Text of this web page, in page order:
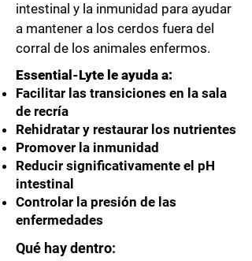
intestinal y la inmunidad para ayudar
a mantener a los cerdos fuera del
corral de los animales enfermos.
Essential-Lyte le ayuda a:
Facilitar las transiciones en la sala
de recría
Rehidratar y restaurar los nutrientes
Promover la inmunidad
Reducir significativamente el pH
intestinal
Controlar la presión de las
enfermedades
Qué hay dentro: